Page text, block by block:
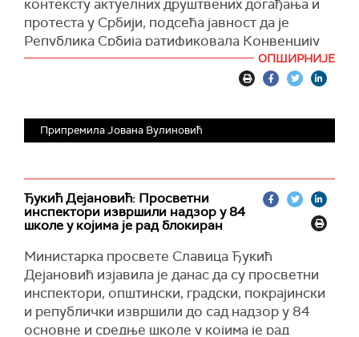
контексту актуелних друштвених догађања и
протеста у Србији, подсећа јавност да је
Република Србија ратификовала Конвенцију
Уједињених нација о правима детета, која је
међународни, али и друштвени уговор Србије
Поступајући по овом друштвеном уговору, сви
смо, како наводе из Министрартсва, дужни да
поштовањем закона којима се обезбеђује
здрав и правилан физички, психички, морални,
духовни и друштвени развој, у њиховом
најбољем интересу. Једно од основних права
детета, које је загарантовано међународним и
унутрашњим правним поретком у Србији, је
право на образовање, наводи се у саопштењу
Министарства.
''Најбољи интерес детета треба да буде
ОПШИРНИЈЕ
Припремила Јована Вулиновић
Ђукић Дејановић: Просветни
инспектори извршили надзор у 84
школе у којима је рад блокиран
Министарка просвете Славица Ђукић
Дејановић изјавила је данас да су просветни
инспектори, општински, градски, покрајински
и републички извршили до сад надзор у 84
основне и средње школе у којима је рад